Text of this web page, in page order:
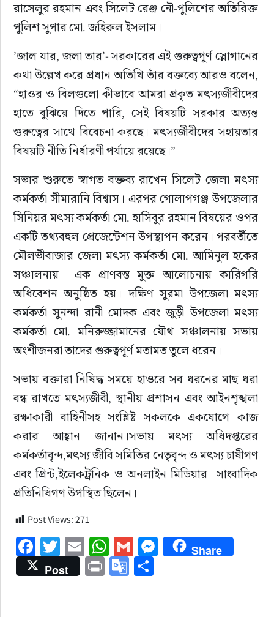
রাসেলুর রহমান এবং সিলেট রেঞ্জ নৌ-পুলিশের অতিরিক্ত
পুলিশ সুপার মো. জহিরুল ইসলাম।
‎​’জাল যার, জলা তার’- সরকারের এই গুরুত্বপূর্ণ স্লোগানের
কথা উল্লেখ করে প্রধান অতিথি তাঁর বক্তব্যে আরও বলেন,
“হাওর ও বিলগুলো কীভাবে আমরা প্রকৃত মৎস্যজীবীদের
হাতে বুঝিয়ে দিতে পারি, সেই বিষয়টি সরকার অত্যন্ত
গুরুত্বের সাথে বিবেচনা করছে। মৎস্যজীবীদের সহায়তার
বিষয়টি নীতি নির্ধারণী পর্যায়ে রয়েছে।”
‎​সভার শুরুতে স্বাগত বক্তব্য রাখেন সিলেট জেলা মৎস্য
কর্মকর্তা সীমারানি বিশ্বাস। এরপর গোলাপগঞ্জ উপজেলার
সিনিয়র মৎস্য কর্মকর্তা মো. হাসিবুর রহমান বিষয়ের ওপর
একটি তথ্যবহুল প্রেজেন্টেশন উপস্থাপন করেন। পরবর্তীতে
মৌলভীবাজার জেলা মৎস্য কর্মকর্তা মো. আমিনুল হকের
সঞ্চালনায়  এক প্রাণবন্ত মুক্ত আলোচনায় কারিগরি
অধিবেশন অনুষ্ঠিত হয়। দক্ষিণ সুরমা উপজেলা মৎস্য
কর্মকর্তা সুনন্দা রানী মোদক এবং জুড়ী উপজেলা মৎস্য
কর্মকর্তা মো. মনিরুজ্জামানের যৌথ সঞ্চালনায় সভায়
অংশীজনরা তাদের গুরুত্বপূর্ণ মতামত তুলে ধরেন।
‎​সভায় বক্তারা নিষিদ্ধ সময়ে হাওরে সব ধরনের মাছ ধরা
বন্ধ রাখতে মৎস্যজীবী, স্থানীয় প্রশাসন এবং আইনশৃঙ্খলা
রক্ষাকারী বাহিনীসহ সংশ্লিষ্ট সকলকে একযোগে কাজ
করার আহ্বান জানান।সভায় মৎস্য অধিদপ্তরের
কর্মকর্তাবৃন্দ,মৎস্য জীবি সমিতির নেতৃবৃন্দ ও মৎস্য চাষীগণ
এবং প্রিন্ট,ইলেকট্রনিক ও অনলাইন মিডিয়ার  সাংবাদিক
প্রতিনিধিগণ উপস্থিত ছিলেন।
Post Views:271
Facebook
Twitter
EmailWhatsApp
GmailMessenger
Share
Post
PrintGoogle
Share